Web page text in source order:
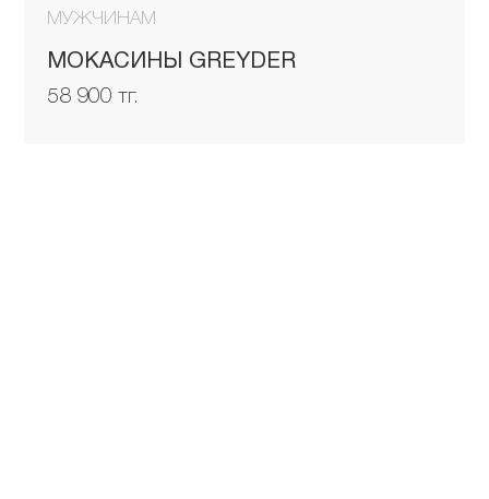
МУЖЧИНАМ
МОКАСИНЫ GREYDER
58 900 тг.